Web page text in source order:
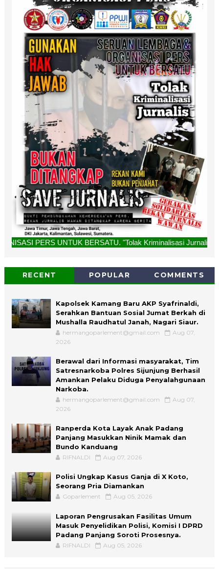
UNTUK BERSATU. "Tolak Kriminalisasi Jurnalis, Rekan Kami
RECENT POPULAR COMMENTS
Kapolsek Kamang Baru AKP Syafrinaldi,
Serahkan Bantuan Sosial Jumat Berkah di
Mushalla Raudhatul Janah, Nagari Siaur.
hermangoparlement@gmail.com
Aug 07,
2026
Berawal dari Informasi masyarakat, Tim
Satresnarkoba Polres Sijunjung Berhasil
Amankan Pelaku Diduga Penyalahgunaan
Narkoba.
hermangoparlement@gmail.com
Aug 07,
2026
Ranperda Kota Layak Anak Padang
Panjang Masukkan Ninik Mamak dan
Bundo Kanduang
RIFNALDI Aug 07, 2026
Polisi Ungkap Kasus Ganja di X Koto,
Seorang Pria Diamankan
Goparlement Aug 05, 2026
Laporan Pengrusakan Fasilitas Umum
Masuk Penyelidikan Polisi, Komisi I DPRD
Padang Panjang Soroti Prosesnya.
RIFNALDI Aug 05, 2026